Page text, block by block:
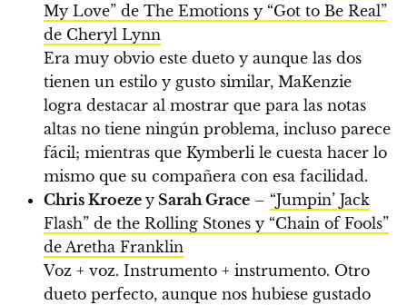
My Love” de The Emotions y “Got to Be Real”
de Cheryl Lynn
Era muy obvio este dueto y aunque las dos
tienen un estilo y gusto similar, MaKenzie
logra destacar al mostrar que para las notas
altas no tiene ningún problema, incluso parece
fácil; mientras que Kymberli le cuesta hacer lo
mismo que su compañera con esa facilidad.
Chris Kroeze y Sarah Grace – “Jumpin’ Jack
Flash” de the Rolling Stones y “Chain of Fools”
de Aretha Franklin
Voz + voz. Instrumento + instrumento. Otro
dueto perfecto, aunque nos hubiese gustado